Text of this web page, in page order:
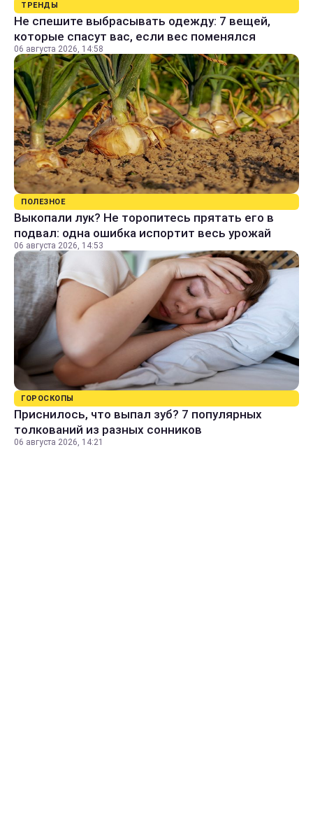
ТРЕНДЫ
Не спешите выбрасывать одежду: 7 вещей,
которые спасут вас, если вес поменялся
06 августа 2026, 14:58
ПОЛЕЗНОЕ
Выкопали лук? Не торопитесь прятать его в
подвал: одна ошибка испортит весь урожай
06 августа 2026, 14:53
ГОРОСКОПЫ
Приснилось, что выпал зуб? 7 популярных
толкований из разных сонников
06 августа 2026, 14:21